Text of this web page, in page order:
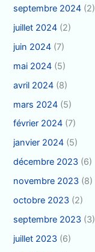
septembre 2024 (2)
juillet 2024 (2)
juin 2024 (7)
mai 2024 (5)
avril 2024 (8)
mars 2024 (5)
février 2024 (7)
janvier 2024 (5)
décembre 2023 (6)
novembre 2023 (8)
octobre 2023 (2)
septembre 2023 (3)
juillet 2023 (6)